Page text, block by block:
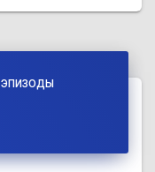
ЭПИЗОДЫ